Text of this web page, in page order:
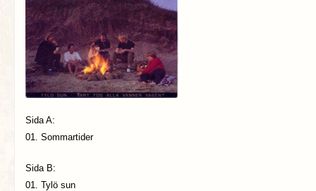
Sida A:
01. Sommartider
Sida B:
01. Tylö sun